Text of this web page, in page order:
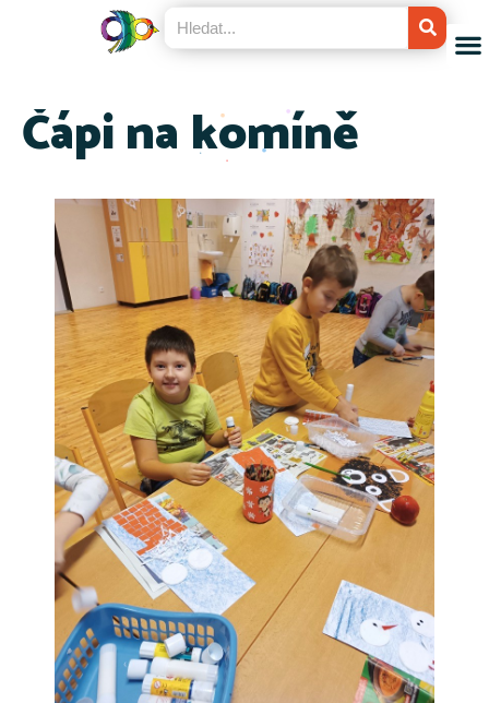
Čápi na komíně